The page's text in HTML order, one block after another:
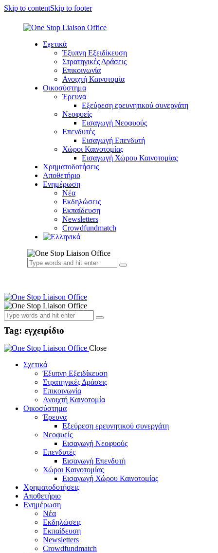
Skip to contentSkip to footer
Σχετικά
Έξυπνη Εξειδίκευση
Στρατηγικές Δράσεις
Επικοινωνία
Ανοιχτή Καινοτομία
Οικοσύστημα
Έρευνα
Εξεύρεση ερευνητικού συνεργάτη
Νεοφυείς
Εισαγωγή Νεοφυούς
Επενδυτές
Εισαγωγή Επενδυτή
Χώροι Καινοτομίας
Εισαγωγή Χώρου Καινοτομίας
Χρηματοδοτήσεις
Αποθετήριο
Ενημέρωση
Νέα
Εκδηλώσεις
Εκπαίδευση
Newsletters
Crowdfundmatch
Tag: εγχειρίδιο
Close
Σχετικά
Έξυπνη Εξειδίκευση
Στρατηγικές Δράσεις
Επικοινωνία
Ανοιχτή Καινοτομία
Οικοσύστημα
Έρευνα
Εξεύρεση ερευνητικού συνεργάτη
Νεοφυείς
Εισαγωγή Νεοφυούς
Επενδυτές
Εισαγωγή Επενδυτή
Χώροι Καινοτομίας
Εισαγωγή Χώρου Καινοτομίας
Χρηματοδοτήσεις
Αποθετήριο
Ενημέρωση
Νέα
Εκδηλώσεις
Εκπαίδευση
Newsletters
Crowdfundmatch